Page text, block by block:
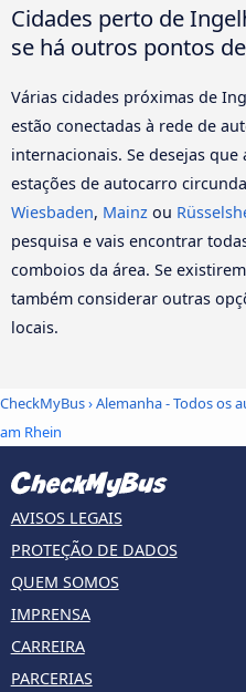
Cidades perto de
se há outros pontos
Várias cidades próximas de
estão conectadas à rede de
internacionais. Se desejas
estações de autocarro
Wiesbaden, Mainz ou
pesquisa e vais encontrar
comboios da área. Se
também considerar outras
locais.
CheckMyBus›Alemanha - Todos os
am Rhein
AVISOS LEGAIS
PROTEÇÃO DE DADOS
QUEM SOMOS
IMPRENSA
CARREIRA
PARCERIAS